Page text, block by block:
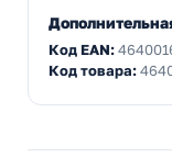
Код EAN:
Код товара: